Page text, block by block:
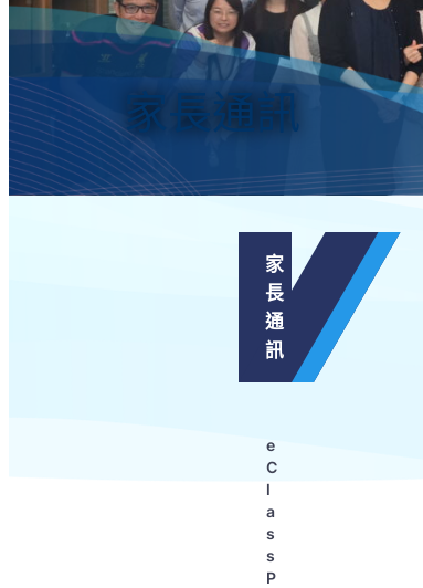
家長通訊
家
長
通
訊
e
C
l
a
s
s
P